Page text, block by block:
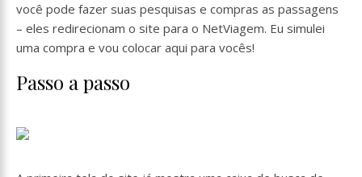
você pode fazer suas pesquisas e compras as passagens
– eles redirecionam o site para o NetViagem. Eu simulei
uma compra e vou colocar aqui para vocês!
Passo a passo